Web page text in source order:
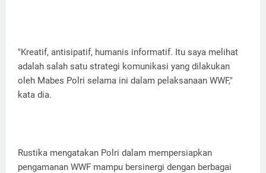
"Kreatif, antisipatif, humanis informatif. Itu saya melihat
adalah salah satu strategi komunikasi yang dilakukan
oleh Mabes Polri selama ini dalam pelaksanaan WWF,"
kata dia.
Rustika mengatakan Polri dalam mempersiapkan
pengamanan WWF mampu bersinergi dengan berbagai